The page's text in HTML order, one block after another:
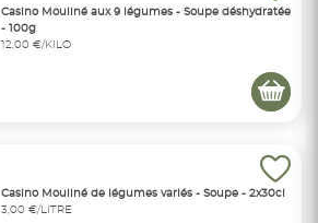
Casino Mouliné aux 9 légumes - Soupe déshydratée
- 100g
12,00 €/KILO
Casino Mouliné de légumes variés - Soupe - 2x30cl
3,00 €/LITRE